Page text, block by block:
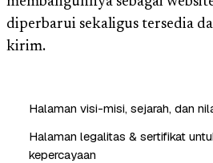
diperbarui sekaligus tersedia
kirim.
Halaman visi-misi, sejarah, dan
Halaman legalitas & sertifikat
kepercayaan